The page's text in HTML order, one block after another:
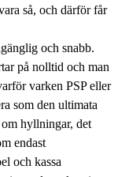
så, och därför får
och snabb.
på nolltid och man
varken PSP eller
som den ultimata
hyllningar, det
endast
och kassa